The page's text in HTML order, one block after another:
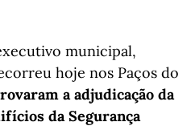
municipal,
hoje nos Paços do
a adjudicação da
da Segurança